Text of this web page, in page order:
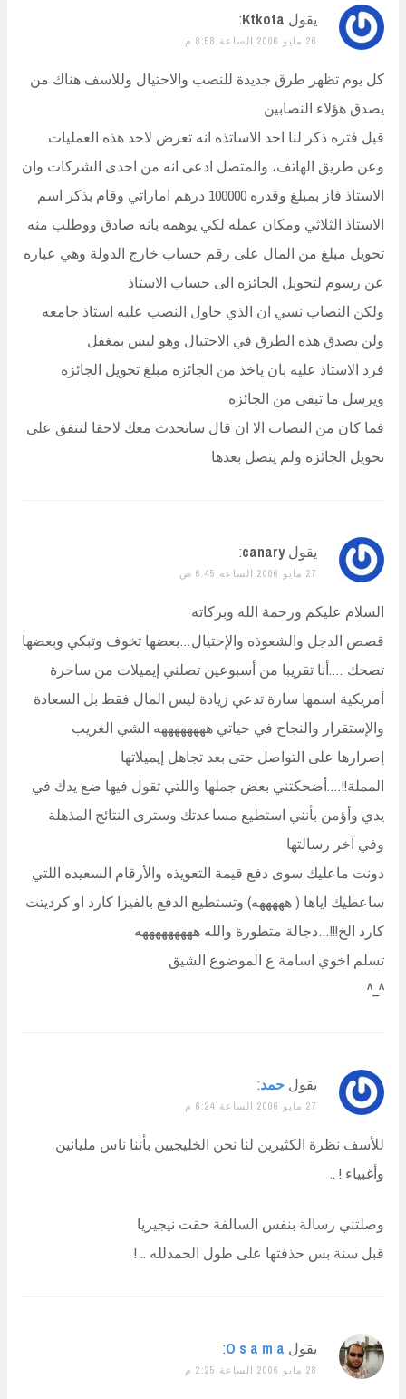
يقول Ktkota
:
26 مايو 2006 الساعة 8:58 م
كل يوم تظهر طرق جديدة للنصب والاحتيال وللاسف هناك من
يصدق هؤلاء النصابين
قبل فتره ذكر لنا احد الاساتذه انه تعرض لاحد هذه العمليات
وعن طريق الهاتف، والمتصل ادعى انه من احدى الشركات وان
الاستاذ فاز بمبلغ وقدره 100000 درهم اماراتي وقام بذكر اسم
الاستاذ الثلاثي ومكان عمله لكي يوهمه بانه صادق ووطلب منه
تحويل مبلغ من المال على رقم حساب خارج الدولة وهي عباره
عن رسوم لتحويل الجائزه الى حساب الاستاذ
ولكن النصاب نسي ان الذي حاول النصب عليه استاذ جامعه
ولن يصدق هذه الطرق في الاحتيال وهو ليس بمغفل
فرد الاستاذ عليه بان ياخذ من الجائزه مبلغ تحويل الجائزه
ويرسل ما تبقى من الجائزه
فما كان من النصاب الا ان قال ساتحدث معك لاحقا لنتفق على
تحويل الجائزه ولم يتصل بعدها
يقول canary
:
27 مايو 2006 الساعة 6:45 ص
السلام عليكم ورحمة الله وبركاته
قصص الدجل والشعوذه والإحتيال…بعضها تخوف وتبكي وبعضها
تضحك ….أنا تقريبا من أسبوعين تصلني إيميلات من ساحرة
أمريكية اسمها سارة تدعي زيادة ليس المال فقط بل السعادة
والإستقرار والنجاح في حياتي ههههههههه الشي الغريب
إصرارها على التواصل حتى بعد تجاهل إيميلاتها
المملة!!….أضحكتني بعض جملها واللتي تقول فيها ضع يدك في
يدي وأؤمن بأنني استطيع مساعدتك وسترى النتائج المذهلة
وفي آخر رسالتها
دونت ماعليك سوى دفع قيمة التعويذه والأرقام السعيده اللتي
ساعطيك اياها ( هههههه) وتستطيع الدفع بالفيزا كارد او كرديتت
كارد الخ!!!…دجالة متطورة والله هههههههههه
تسلم اخوي اسامة ع الموضوع الشيق
^_^
يقول حمد:
27 مايو 2006 الساعة 6:24 م
للأسف نظرة الكثيرين لنا نحن الخليجيين بأننا ناس مليانين
وأغبياء ! ..
وصلتني رسالة بنفس السالفة حقت نيجيريا
قبل سنة بس حذفتها على طول الحمدلله .. !
يقول O s a m a
:
28 مايو 2006 الساعة 2:25 م